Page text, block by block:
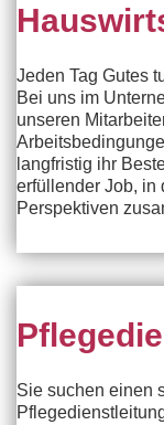
Jeden Tag Gutes
Bei uns im
unseren
langfristig ihr
erfüllender Job, in
Perspektiven
Sie suchen einen